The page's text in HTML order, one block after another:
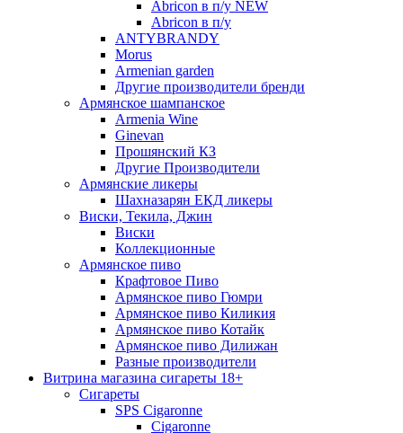
Abricon в п/у NEW
Abricon в п/у
ANTYBRANDY
Morus
Armenian garden
Другие производители бренди
Армянское шампанское
Armenia Wine
Ginevan
Прошянский КЗ
Другие Производители
Армянские ликеры
Шахназарян ЕКД ликеры
Виски, Текила, Джин
Виски
Коллекционные
Армянское пиво
Крафтовое Пиво
Армянское пиво Гюмри
Армянское пиво Киликия
Армянское пиво Котайк
Армянское пиво Дилижан
Разные производители
Витрина магазина сигареты 18+
Cигареты
SPS Cigaronne
Сigaronne